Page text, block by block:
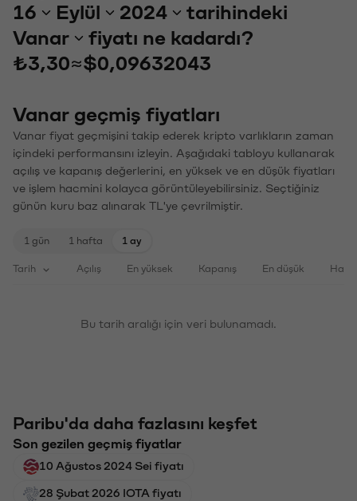
16 Eylül 2024
tarihindeki
Vanar
fiyatı ne kadardı?
₺3,30≈$0,09632043
Vanar geçmiş fiyatları
Vanar fiyat geçmişini takip ederek kripto varlıkların zaman
içindeki performansını izleyin. Aşağıdaki tabloyu kullanarak
açılış ve kapanış değerlerini, en yüksek ve en düşük fiyatları
ve işlem hacmini kolayca görüntüleyebilirsiniz. Seçtiğiniz
günün kuru baz alınarak TL'ye çevrilmiştir.
1 gün 1 hafta 1 ay
Tarih Açılış En yüksek Kapanış En düşük
Bu tarih aralığı için veri bulunamadı.
Paribu'da daha fazlasını keşfet
Son gezilen geçmiş fiyatlar
10 Ağustos 2024 Sei fiyatı
28 Şubat 2026 IOTA fiyatı